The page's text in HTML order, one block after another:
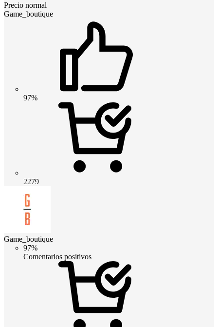
Precio normal
Game_boutique
97%
2279
Game_boutique
97%
Comentarios positivos